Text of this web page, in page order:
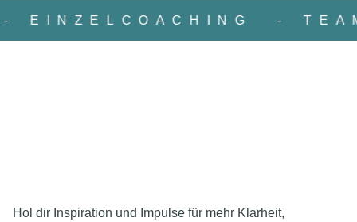
-
- EINZELCOACHING
Hol dir Inspiration und Impulse für mehr Klarheit,